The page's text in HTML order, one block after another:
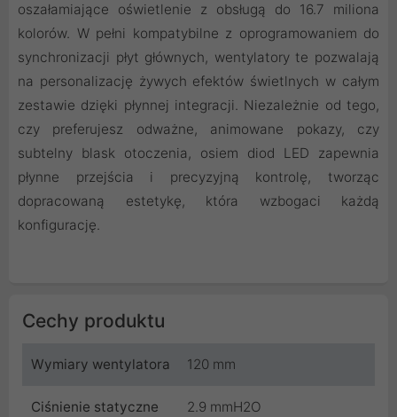
oszałamiające oświetlenie z obsługą do 16.7 miliona
kolorów. W pełni kompatybilne z oprogramowaniem do
synchronizacji płyt głównych, wentylatory te pozwalają
na personalizację żywych efektów świetlnych w całym
zestawie dzięki płynnej integracji. Niezależnie od tego,
czy preferujesz odważne, animowane pokazy, czy
subtelny blask otoczenia, osiem diod LED zapewnia
płynne przejścia i precyzyjną kontrolę, tworząc
dopracowaną estetykę, która wzbogaci każdą
konfigurację.
Cechy produktu
Wymiary wentylatora 120 mm
Ciśnienie statyczne 2.9 mmH2O